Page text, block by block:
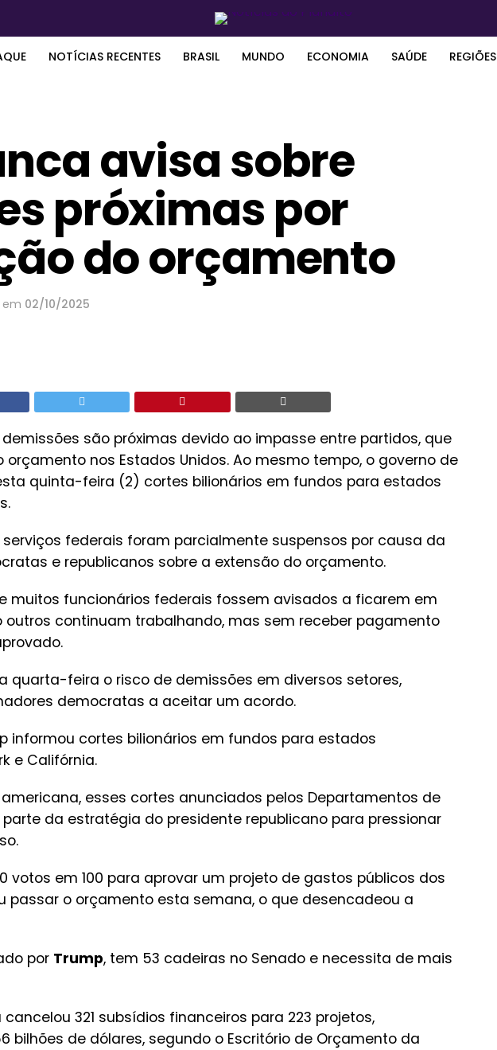
NOTÍCIAS RECENTES BRASIL MUNDO ECONOMIA SAÚDE REGIÕES
avisa sobre
próximas por
do orçamento
em 02/10/2025
são próximas devido ao impasse entre partidos, que
nos Estados Unidos. Ao mesmo tempo, o governo de
quinta-feira (2) cortes bilionários em fundos para estados
serviços federais foram parcialmente suspensos por causa da
e republicanos sobre a extensão do orçamento.
muitos funcionários federais fossem avisados a ficarem em
outros continuam trabalhando, mas sem receber pagamento
quarta-feira o risco de demissões em diversos setores,
democratas a aceitar um acordo.
informou cortes bilionários em fundos para estados
e Califórnia.
esses cortes anunciados pelos Departamentos de
da estratégia do presidente republicano para pressionar
votos em 100 para aprovar um projeto de gastos públicos dos
passar o orçamento esta semana, o que desencadeou a
por Trump, tem 53 cadeiras no Senado e necessita de mais
321 subsídios financeiros para 223 projetos,
bilhões de dólares, segundo o Escritório de Orçamento da